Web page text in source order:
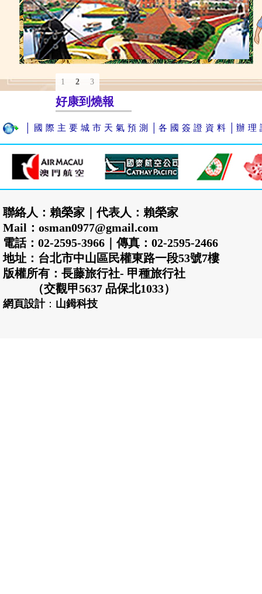
好康到燒報
1 2 3
│國際主要城市天氣預測│各國簽證資料│辦
聯絡人：賴榮家｜代表人：賴榮家
Mail：osman0977@gmail.com
電話：02-2595-3966｜傳真：02-2595-2466
地址：台北市中山區民權東路一段53號7樓
版權所有：長藤旅行社- 甲種旅行社
（交觀甲5637 品保北1033）
網頁設計： 山鉧科技